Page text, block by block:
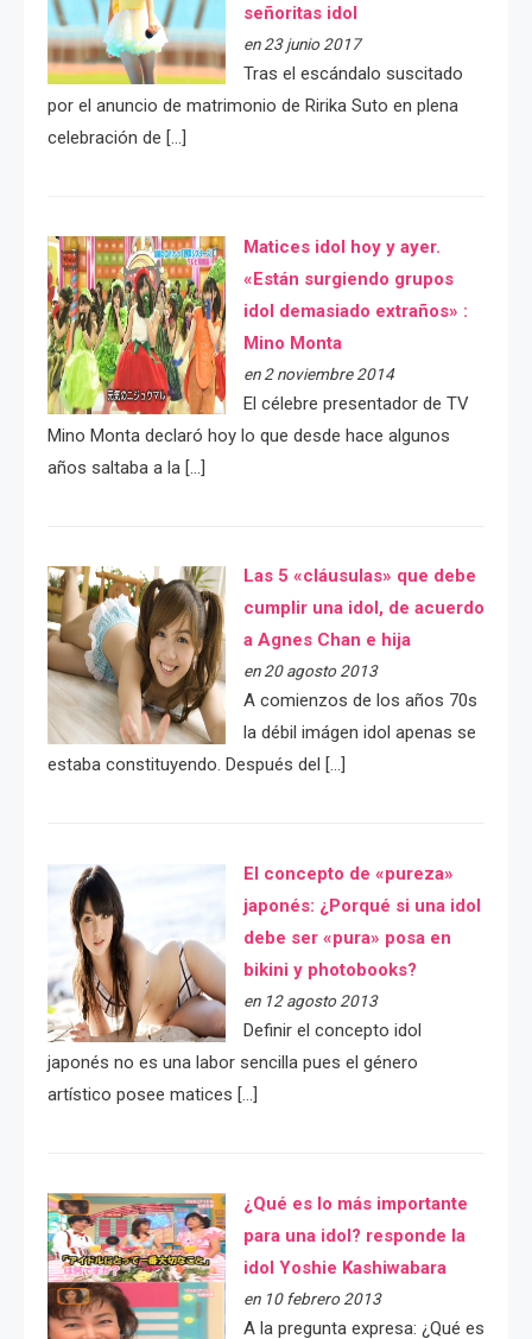
señoritas idol
en 23 junio 2017
Tras el escándalo suscitado
por el anuncio de matrimonio de Ririka Suto en plena
celebración de […]
Matices idol hoy y ayer.
«Están surgiendo grupos
idol demasiado extraños» :
Mino Monta
en 2 noviembre 2014
El célebre presentador de TV
Mino Monta declaró hoy lo que desde hace algunos
años saltaba a la […]
Las 5 «cláusulas» que debe
cumplir una idol, de acuerdo
a Agnes Chan e hija
en 20 agosto 2013
A comienzos de los años 70s
la débil imágen idol apenas se
estaba constituyendo. Después del […]
El concepto de «pureza»
japonés: ¿Porqué si una idol
debe ser «pura» posa en
bikini y photobooks?
en 12 agosto 2013
Definir el concepto idol
japonés no es una labor sencilla pues el género
artístico posee matices […]
¿Qué es lo más importante
para una idol? responde la
idol Yoshie Kashiwabara
en 10 febrero 2013
A la pregunta expresa: ¿Qué es